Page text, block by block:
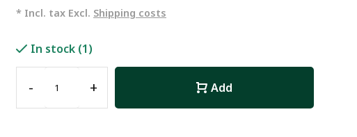
* Incl. tax Excl. Shipping costs
In stock (1)
- + Add